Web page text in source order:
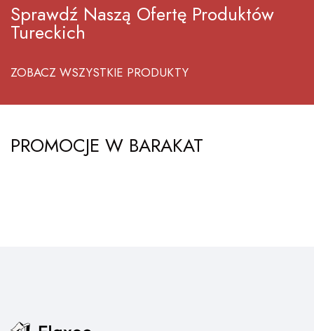
Sprawdź Naszą Ofertę Produktów
Tureckich
ZOBACZ WSZYSTKIE PRODUKTY
PROMOCJE W BARAKAT